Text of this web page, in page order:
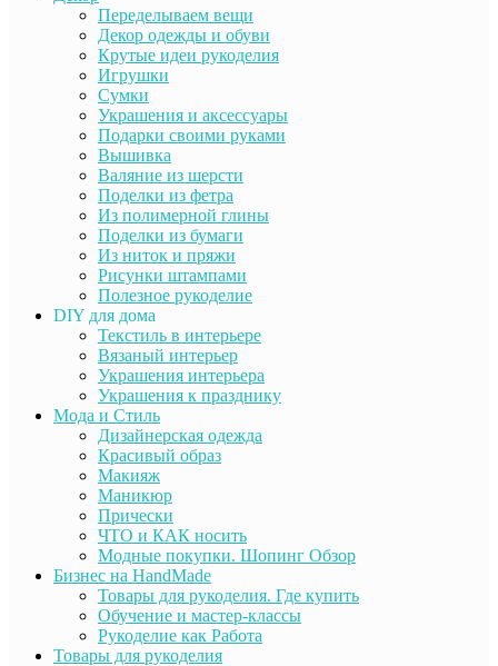
Переделываем вещи
Декор одежды и обуви
Крутые идеи рукоделия
Игрушки
Сумки
Украшения и аксессуары
Подарки своими руками
Вышивка
Валяние из шерсти
Поделки из фетра
Из полимерной глины
Поделки из бумаги
Из ниток и пряжи
Рисунки штампами
Полезное рукоделие
DIY для дома
Текстиль в интерьере
Вязаный интерьер
Украшения интерьера
Украшения к празднику
Мода и Стиль
Дизайнерская одежда
Красивый образ
Макияж
Маникюр
Прически
ЧТО и КАК носить
Модные покупки. Шопинг Обзор
Бизнес на HandMade
Товары для рукоделия. Где купить
Обучение и мастер-классы
Рукоделие как Работа
Товары для рукоделия